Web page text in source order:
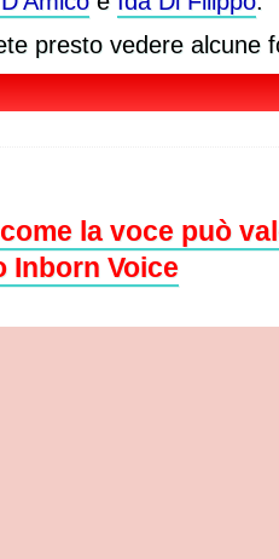
presto vedere alcune
la voce può
Inborn Voice